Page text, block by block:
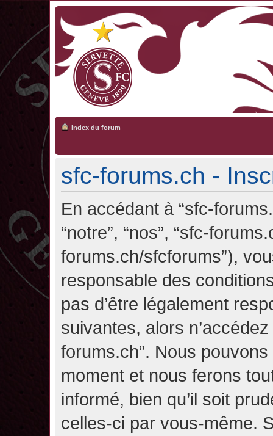
Index du forum
sfc-forums.ch -
En accédant à “sfc-
“notre”, “nos”, “sfc-
forums.ch/sfcforums”),
responsable des
pas d’être légalement
suivantes, alors
forums.ch”. Nous
moment et nous ferons
informé, bien qu’il soit
celles-ci par vous-même.